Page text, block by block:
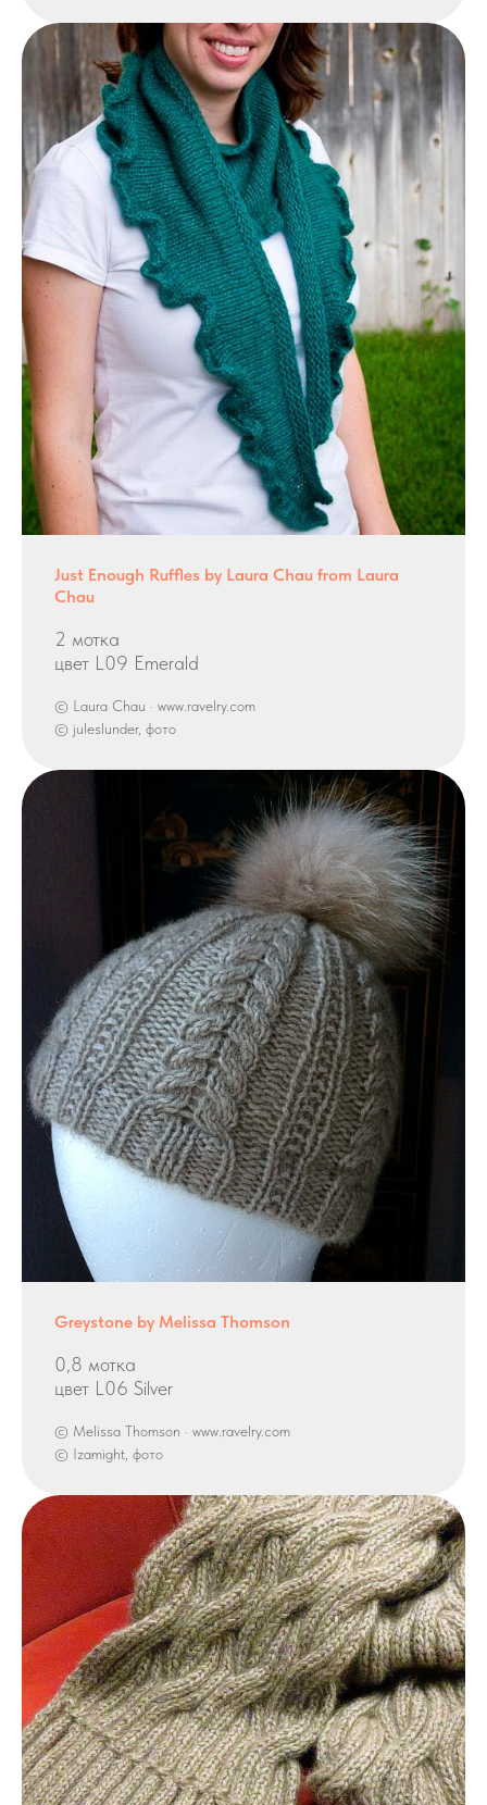
Just Enough Ruffles by Laura Chau from Laura
Chau
2 мотка
цвет L09 Emerald
© Laura Chau · www.ravelry.com
© juleslunder, фото
Greystone by Melissa Thomson
0,8 мотка
цвет L06 Silver
© Melissa Thomson · www.ravelry.com
© Izamight, фото